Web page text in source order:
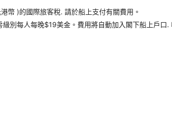
幣 )的國際旅客稅. 請於船上支付有關費用。
別每人每晚$19美金。費用將自動加入閣下船上戶口.